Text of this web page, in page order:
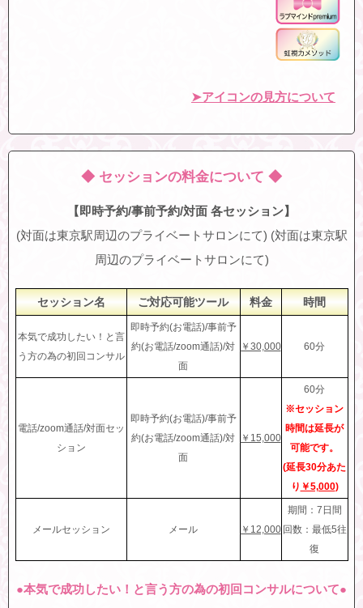
➤アイコンの見方について
◆ セッションの料金について ◆
【即時予約/事前予約/対面 各セッション】
(対面は東京駅周辺のプライベートサロンにて) (対面は東京駅
周辺のプライベートサロンにて)
セッション名 ご対応可能ツール 料金 時間
本気で成功したい！と言
う方の為の初回コンサル
即時予約(お電話)/事前予
約(お電話/zoom通話)/対
面
￥30,000 60分
電話/zoom通話/対面セッ
ション
即時予約(お電話)/事前予
約(お電話/zoom通話)/対
面
￥15,000
60分
※セッション
時間は延長が
可能です。
(延長30分あた
り ￥5,000)
メールセッション メール ￥12,000
期間：7日間
回数：最低5往
復
●本気で成功したい！と言う方の為の初回コンサルについて●